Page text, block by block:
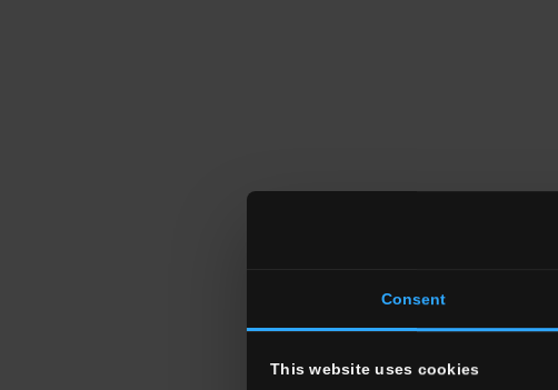
Consent
This website uses cookies